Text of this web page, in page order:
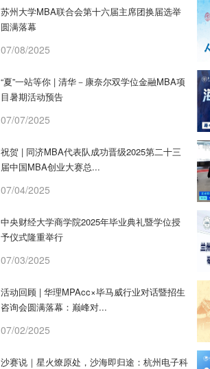
苏州大学MBA联合会第十六届主席团换届选举
圆满落幕
07/08/2025
“夏”一站等你 | 清华－康奈尔双学位金融MBA项
目暑期活动预告
07/07/2025
祝贺 | 同济MBA代表队成功晋级2025第二十三
届中国MBA创业大赛总...
07/04/2025
中央财经大学商学院2025年毕业典礼暨学位授
予仪式隆重举行
07/03/2025
活动回顾 | 华理MPAcc×毕马威行业对话暨招生
咨询会圆满落幕：巅峰对...
07/02/2025
沙赛说｜星火燎原处，沙海即归途：杭州电子科